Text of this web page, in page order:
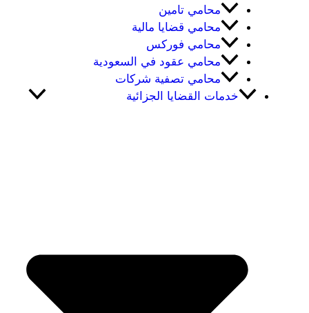
محامي تامين
محامي قضايا مالية
محامي فوركس
محامي عقود في السعودية
محامي تصفية شركات
خدمات القضايا الجزائية